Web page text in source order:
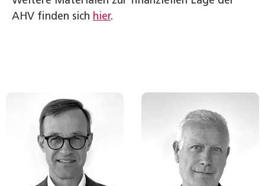
AHV finden sich hier.